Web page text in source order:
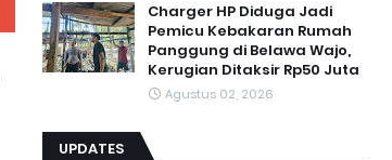
Charger HP Diduga Jadi
Pemicu Kebakaran Rumah
Panggung di Belawa Wajo,
Kerugian Ditaksir Rp50 Juta
Agustus 02, 2026
UPDATES